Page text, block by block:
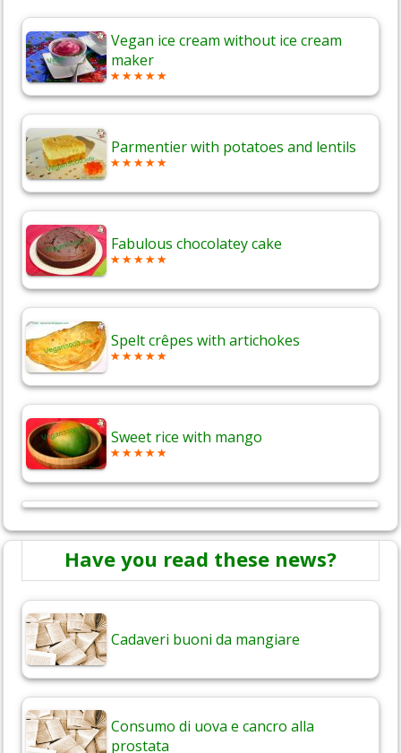
Vegan ice cream without ice cream
maker
Parmentier with potatoes and lentils
Fabulous chocolatey cake
Spelt crêpes with artichokes
Sweet rice with mango
Have you read these news?
Cadaveri buoni da mangiare
Consumo di uova e cancro alla
prostata